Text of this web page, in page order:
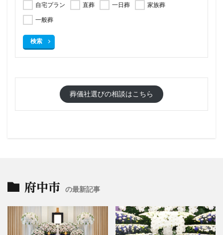
自宅プラン 直葬 一日葬
家族葬
一般葬
検索
葬儀社選びの相談はこちら
府中市 の最新記事